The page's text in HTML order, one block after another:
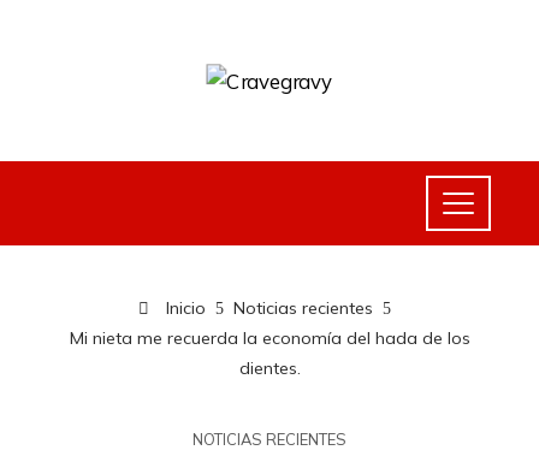
Inicio
Noticias recientes
Mi nieta me recuerda la economía del hada de los
dientes.
NOTICIAS RECIENTES